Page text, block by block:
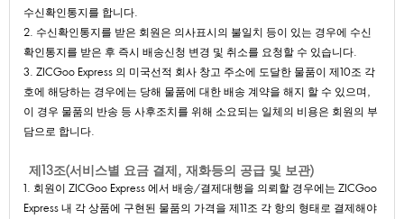
수신확인통지를합니다.
2.수신확인통지를받은회원은의사표시의불일치등이있는경우에수신
확인통지를받은후즉시배송신청변경및취소를요청할수있습니다.
3.ZICGooExpress의미국선적회사창고주소에도달한물품이제10조각
호에해당하는경우에는당해물품에대한배송계약을해지할수있으며,
이경우물품의반송등사후조치를위해소요되는일체의비용은회원의부
담으로합니다.
제13조(서비스별요금결제,재화등의공급및보관)
1.회원이ZICGooExpress에서배송/결제대행을의뢰할경우에는ZICGoo
Express내각상품에구현된물품의가격을제11조각항의형태로결제해야